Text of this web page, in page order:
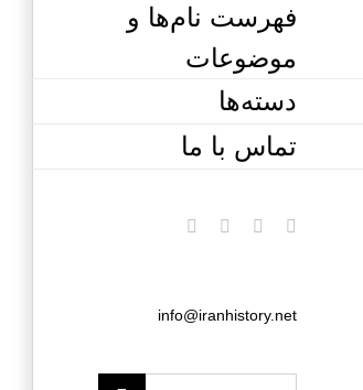
فهرست نام‌ها و
موضوعات
دسته‌ها
تماس با ما
facebook
twitter
instagram
info@iranhistory.net